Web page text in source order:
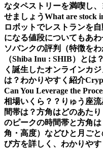
なタペストリーを満喫し
せましょうWhat are stock
ロボットでレストランを
になる値段についてもあ
ソバンクの評判（特徴をわ
（Shiba Inu : SHIB）とは
く誕生したオンラインカ
は？わかりやすく紹介
Can You Leverage the
相場いくら？？ りゅう座
間帯は？方角はどのあたり
のピークの時間帯と方角は
角・高度）などひと月ごと
び方を詳しく、わかりや